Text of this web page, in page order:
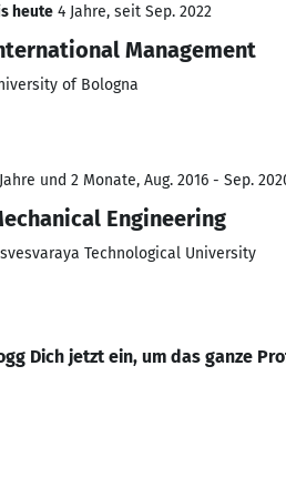
heute 4 Jahre, seit Sep. 2022
Management
of Bologna
und 2 Monate, Aug. 2016 - Sep.
Engineering
Technological University
Dich jetzt ein, um das ganze